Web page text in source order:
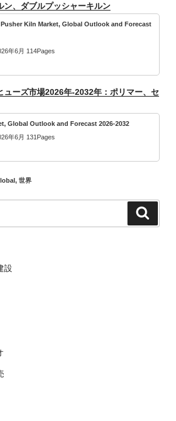
ン、ダブルプッシャーキルン
Kiln Market, Global Outlook and Forecast
年6月 114Pages
ューズ市場2026年-2032年：ポリマー、セ
Global Outlook and Forecast 2026-2032
年6月 131Pages
, 世界
設